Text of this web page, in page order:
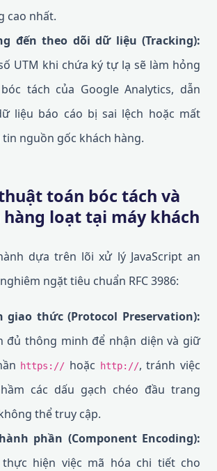
cao nhất.
đến theo dõi dữ liệu (Tracking):
UTM khi chứa ký tự lạ sẽ làm hỏng
tách của Google Analytics, dẫn
liệu báo cáo bị sai lệch hoặc mất
nguồn gốc khách hàng.
toán bóc tách và
hàng loạt tại máy khách
dựa trên lõi xử lý JavaScript an
ngặt tiêu chuẩn RFC 3986:
giao thức (Protocol Preservation):
đủ thông minh để nhận diện và giữ
https:// hoặc http://, tránh việc
các dấu gạch chéo đầu trang
thể truy cập.
phần (Component Encoding):
hiện việc mã hóa chi tiết cho